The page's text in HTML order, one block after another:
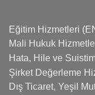
Eğitim Hizmetleri
Mali Hukuk
Hata, Hile ve
Şirket Değerleme
Dış Ticaret, Yeşil